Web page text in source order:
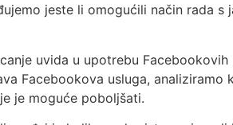
jeste li omogućili način rada
uvida u upotrebu
Facebookova usluga,
je moguće poboljšati.